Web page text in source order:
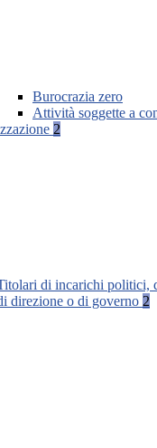
Burocrazia zero
Attività soggette a
2
di incarichi politici,
direzione o di governo 2